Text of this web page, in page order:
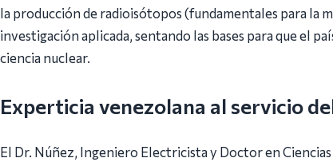
la producción de radioisótopos (fundamentales para la
investigación aplicada, sentando las bases para que el
ciencia nuclear.
Experticia venezolana al servicio
El Dr. Núñez, Ingeniero Electricista y Doctor en